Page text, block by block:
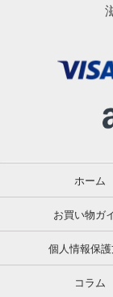
ホーム
お買い物ガ
個人情報保
コラム